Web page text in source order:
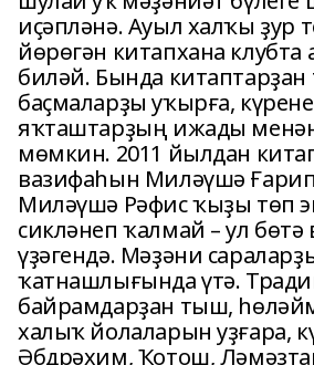
иҫәпләнә. Ауыл халҡы ҙур
йөрөгән китапхана
биләй. Бында
баҫмаларҙы уҡырға,
яҡташтарҙың ижады
мөмкин. 2011 йылдан
вазифаһын Миләүшә
Миләүшә Рәфис ҡыҙы төп
сикләнеп ҡалмай – ул бөтә
үҙәгендә. Мәҙәни
ҡатнашлығында үтә.
байрамдарҙан тыш,
халыҡ йолаларын уҙғара,
Әбдрәхим, Ҡотош,